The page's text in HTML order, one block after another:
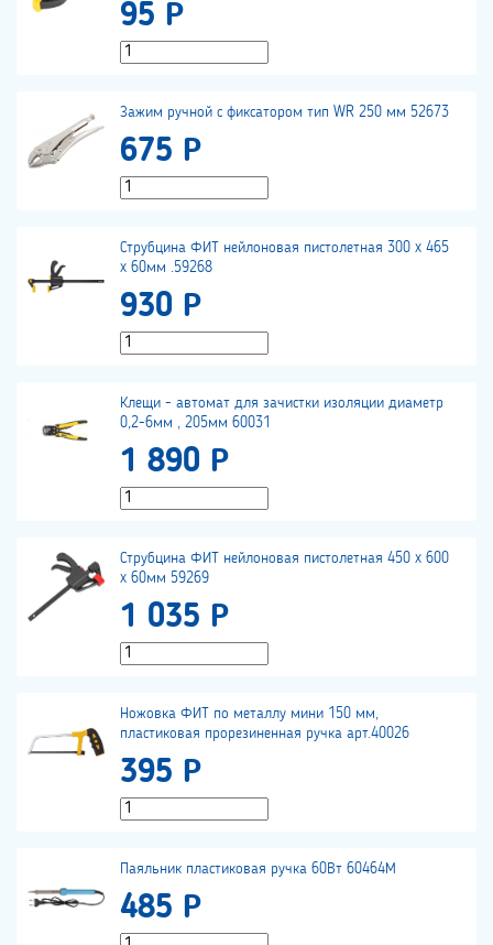
95 Р
Зажим ручной с фиксатором тип WR 250 мм 52673
675 Р
Струбцина ФИТ нейлоновая пистолетная 300 x 465
x 60мм .59268
930 Р
Клещи - автомат для зачистки изоляции диаметр
0,2-6мм , 205мм 60031
1 890 Р
Струбцина ФИТ нейлоновая пистолетная 450 x 600
x 60мм 59269
1 035 Р
Ножовка ФИТ по металлу мини 150 мм,
пластиковая прорезиненная ручка арт.40026
395 Р
Паяльник пластиковая ручка 60Вт 60464М
485 Р